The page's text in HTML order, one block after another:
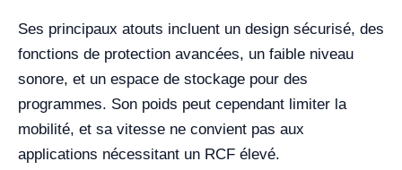
Ses principaux atouts incluent un design sécurisé, des
fonctions de protection avancées, un faible niveau
sonore, et un espace de stockage pour des
programmes. Son poids peut cependant limiter la
mobilité, et sa vitesse ne convient pas aux
applications nécessitant un RCF élevé.